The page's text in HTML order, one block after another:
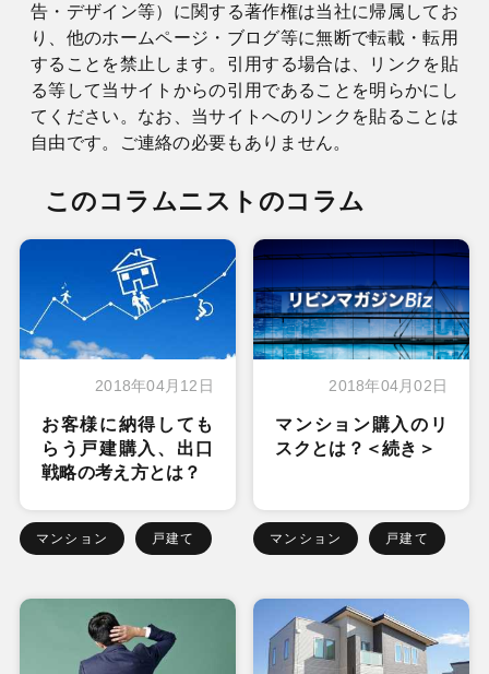
告・デザイン等）に関する著作権は当社に帰属してお
り、他のホームページ・ブログ等に無断で転載・転用
することを禁止します。引用する場合は、リンクを貼
る等して当サイトからの引用であることを明らかにし
てください。なお、当サイトへのリンクを貼ることは
自由です。ご連絡の必要もありません。
このコラムニストのコラム
2018年04月12日
お客様に納得しても
らう戸建購入、出口
戦略の考え方とは？
マンション 戸建て
2018年04月02日
マンション購入のリ
スクとは？＜続き＞
マンション 戸建て